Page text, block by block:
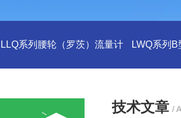
LLQ系列腰轮（罗茨）流量计 LWQ系列
技术文章 /